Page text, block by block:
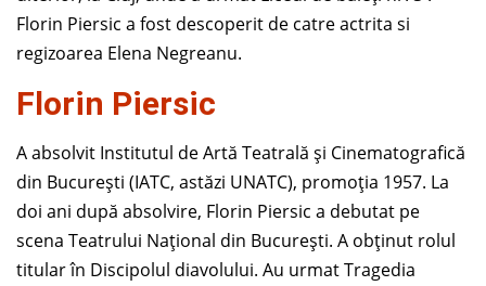
Florin Piersic a fost descoperit de catre actrita si
regizoarea Elena Negreanu.
Florin Piersic
A absolvit Institutul de Artă Teatrală și Cinematografică
din București (IATC, astăzi UNATC), promoția 1957. La
doi ani după absolvire, Florin Piersic a debutat pe
scena Teatrului Național din București. A obținut rolul
titular în Discipolul diavolului. Au urmat Tragedia